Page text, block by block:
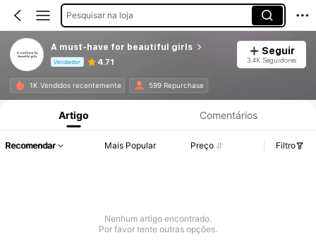
Pesquisar na loja
A must-have for beautiful girls
Vendedor 4.71
Seguir
3.4K Seguidores
1K Vendidos recentemente 599 Repurchase
Informações do Produto: Divulgação de Preço, Vendas e Detalhes de Stock.
Artigo Comentários
Recomendar Mais Popular Preço Filtro
Nenhum artigo encontrado.
Por favor tente outras opções.